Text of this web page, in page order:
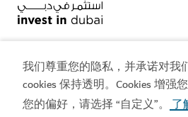
我们尊重您的隐私，并承诺对我
cookies 保持透明。Cookies 增强
您的偏好，请选择 “自定义”。 了
热门链接